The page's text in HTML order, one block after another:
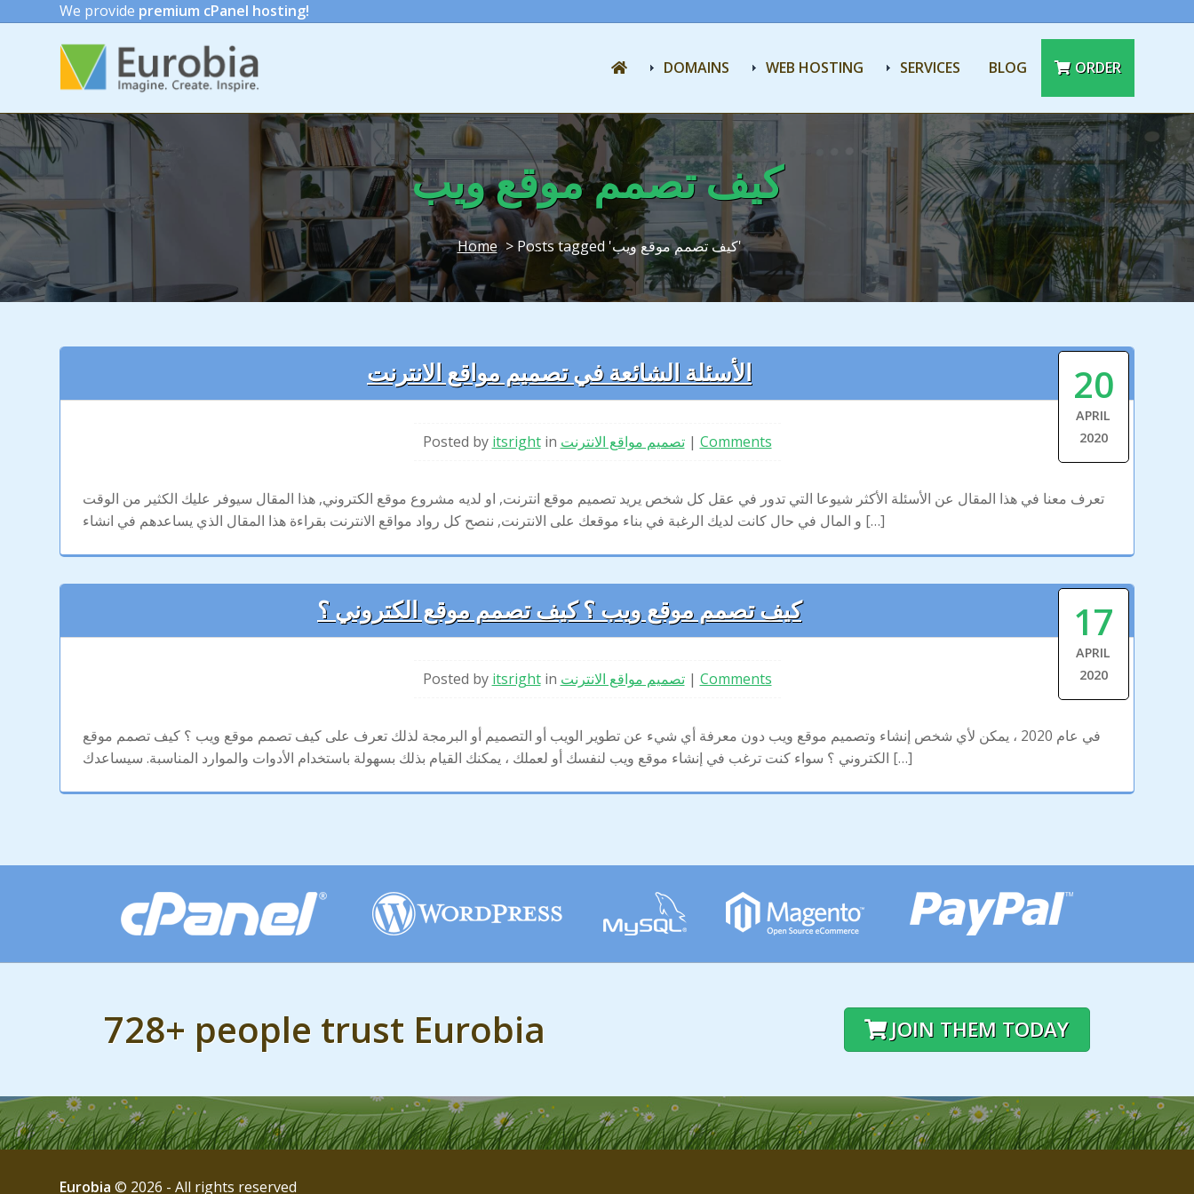
We provide premium cPanel hosting!
DOMAINS WEB HOSTING SERVICES BLOG ORDER
كيف تصمم موقع ويب
Home > Posts tagged 'كيف تصمم موقع ويب'
20
APRIL
2020
الأسئلة الشائعة في تصميم مواقع الانترنت
Posted by itsrightin تصميم مواقع الانترنت| Comments
تعرف معنا في هذا المقال عن الأسئلة الأكثر شيوعا التي تدور في عقل كل شخص يريد تصميم موقع انترنت, او لديه مشروع موقع الكتروني, هذا المقال سيوفر عليك الكثير من الوقت
و المال في حال كانت لديك الرغبة في بناء موقعك على الانترنت, ننصح كل رواد مواقع الانترنت بقراءة هذا المقال الذي يساعدهم في انشاء […]
17
APRIL
2020
كيف تصمم موقع ويب ؟ كيف تصمم موقع الكتروني ؟
Posted by itsrightin تصميم مواقع الانترنت| Comments
في عام 2020 ، يمكن لأي شخص إنشاء وتصميم موقع ويب دون معرفة أي شيء عن تطوير الويب أو التصميم أو البرمجة لذلك تعرف على كيف تصمم موقع ويب ؟ كيف تصمم موقع
الكتروني ؟ سواء كنت ترغب في إنشاء موقع ويب لنفسك أو لعملك ، يمكنك القيام بذلك بسهولة باستخدام الأدوات والموارد المناسبة. سيساعدك […]
728+ people trust Eurobia JOIN THEM TODAY
Eurobia © 2026 - All rights reserved